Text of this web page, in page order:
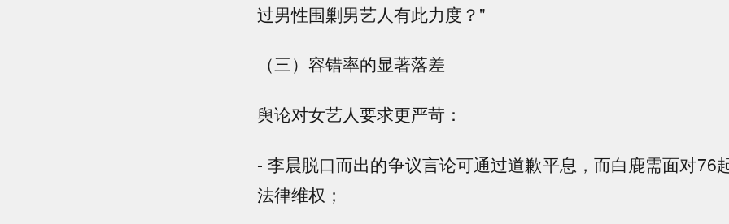
过男性围剿男艺人有此力度？"
（三）容错率的显著落差
舆论对女艺人要求更严苛：
- 李晨脱口而出的争议言论可通过道歉平息，而白鹿需面对76
法律维权；